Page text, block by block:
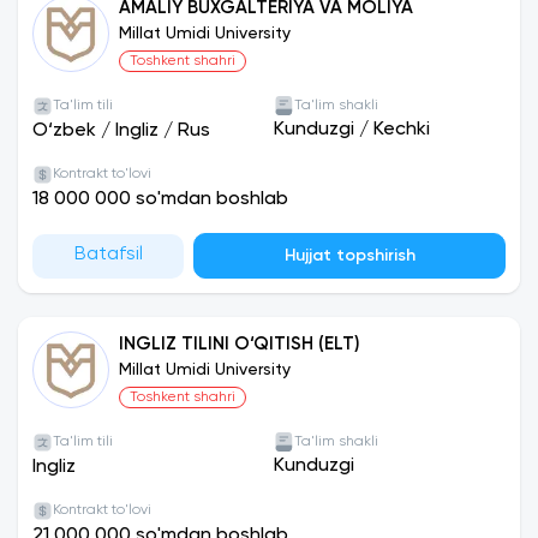
bo’ladi.
AMALIY BUXGALTERIYA VA MOLIYA
Millat Umidi University
Toshkent shahri
Ta'lim tili
O‘zbek / Ingliz / Rus
Ta'lim shakli
Kunduzgi / Kechki
Kontrakt to'lovi
18 000 000 so'mdan boshlab
Batafsil Hujjat topshirish
INGLIZ TILINI O‘QITISH (ELT)
Millat Umidi University
Toshkent shahri
Ta'lim tili
Ingliz
Ta'lim shakli
Kunduzgi
Kontrakt to'lovi